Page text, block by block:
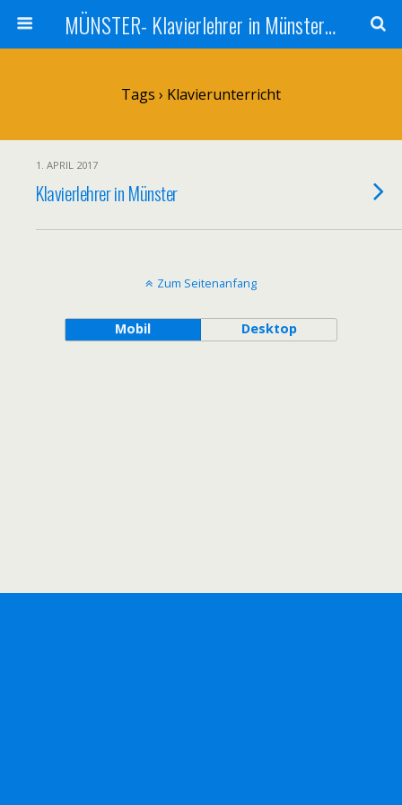
MÜNSTER- Klavierlehrer in Münster - Klavier - Unterricht Münster
Tags › Klavierunterricht
1. APRIL 2017
Klavierlehrer in Münster
Zum Seitenanfang
Mobil Desktop